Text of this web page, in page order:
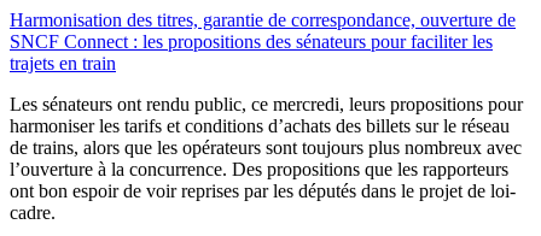
Harmonisation des titres, garantie de correspondance, ouverture de
SNCF Connect : les propositions des sénateurs pour faciliter les
trajets en train
Les sénateurs ont rendu public, ce mercredi, leurs propositions pour
harmoniser les tarifs et conditions d’achats des billets sur le réseau
de trains, alors que les opérateurs sont toujours plus nombreux avec
l’ouverture à la concurrence. Des propositions que les rapporteurs
ont bon espoir de voir reprises par les députés dans le projet de loi-
cadre.